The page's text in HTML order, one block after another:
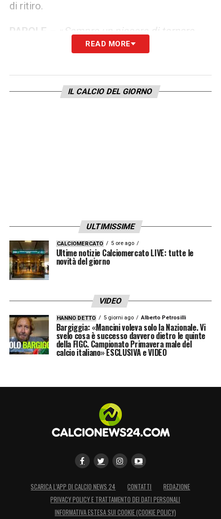
di ritiro.
PAROLE –
Sempre un piacere di tornare
qui, nuova stagione e sempre eccitati per un
che è importante fare bene in campo, spero
per me che sarò un anno ottimale così come
READ MORE
IL CALCIO DEL GIORNO
ULTIMISSIME
CALCIOMERCATO 5 ore ago
Ultime notizie Calciomercato LIVE: tutte le
novità del giorno
VIDEO
HANNO DETTO 5 giorni ago Alberto Petrosilli
Bargiggia: «Mancini voleva solo la Nazionale. Vi
svelo cosa è successo davvero dietro le quinte
della FIGC. Campionato Primavera male del
calcio italiano» ESCLUSIVA e VIDEO
SCARICA L’APP DI CALCIO NEWS 24 CONTATTI
REDAZIONE
PRIVACY POLICY E TRATTAMENTO DEI DATI PERSONALI
INFORMATIVA ESTESA SUI COOKIE (COOKIE POLICY)